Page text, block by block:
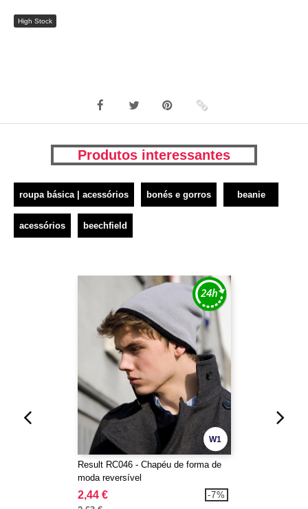
High Stock
Produtos interessantes
roupa básica | acessórios bonés e gorros beanie
acessórios beechfield
W1
Result RC046 - Chapéu de forma de
moda reversível
2,44 € -7%